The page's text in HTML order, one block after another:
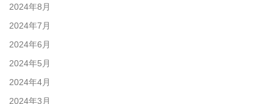
2024年8月
2024年7月
2024年6月
2024年5月
2024年4月
2024年3月